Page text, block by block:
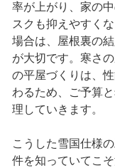
率が上がり、家の
スクも抑えやすく
場合は、屋根裏の
が大切です。寒さ
の平屋づくりは、
わるため、ご予算
理していきます。
こうした雪国仕様
件を知っていてこ